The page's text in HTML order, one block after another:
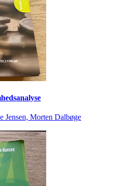
Jensen, Morten Dalbøge